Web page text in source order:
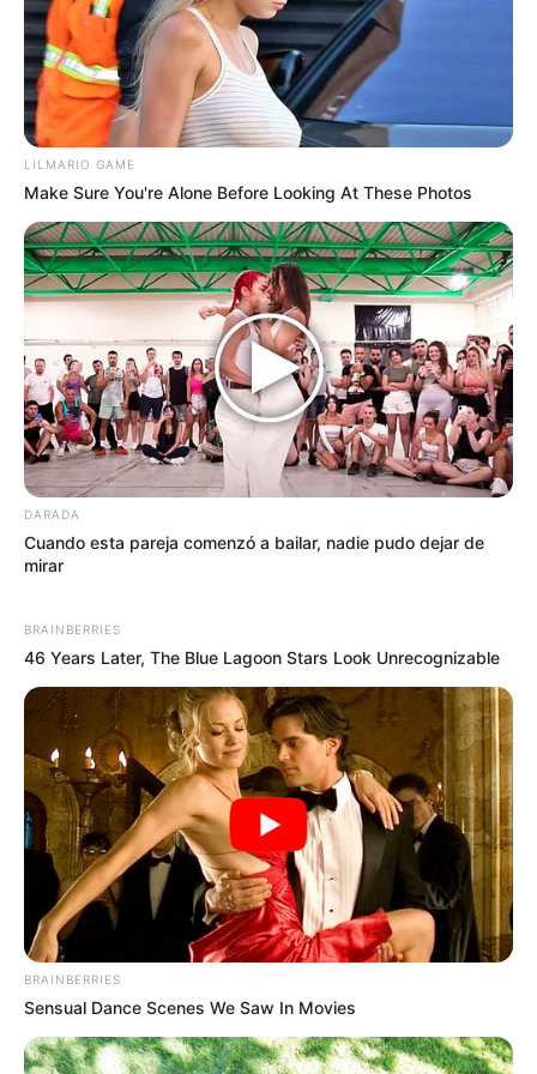
El poder del bicarbonato de sodio
El bicarbonato es uno de los aliados más antiguos y
conocidos para blanquear los dientes. Su leve efecto
abrasivo ayuda a eliminar manchas superficiales
causadas por alimentos, bebidas o tabaco. Para
usarlo, basta con mezclar una pizca con un poco de
o tres veces por semana.
Eso sí, no hay que exagerar: usarlo en exceso puede
desgastar el esmalte dental. Lo ideal es alternarlo con
tu pasta de dientes habitual y mantener una buena
técnica de cepillado.
Aceite de coco: el truco del “oil pulling”
El aceite de coco tiene propiedades antibacterianas
que ayudan a reducir la placa y mejorar la salud de las
encías. El método es muy sencillo: toma una
cucharada de aceite de coco virgen y haz enjuagues
con él durante unos 10 o 15 minutos, como si fuera un
Este antiguo truco ayurvédico no solo ayuda a
a aclarar los dientes de manera natural si se hace
varias veces por semana.
Fresas y bicarbonato: una combinación sorprendente
Las fresas contienen ácido málico, una sustancia
natural que ayuda a eliminar manchas y devolver el
brillo a los dientes. Si se mezcla el puré de una fresa
madura con un poco de bicarbonato, se obtiene una
pasta blanqueadora suave. Solo hay que aplicarla
sobre los dientes, dejarla actuar por unos minutos y
enjuagar bien.
Eso sí, no conviene hacerlo a diario, ya que el ácido de
la fruta puede ser fuerte si se usa en exceso. Una o
LILMARIO GAME
Make Sure You're Alone Before Looking At These Photos
DARADA
Cuando esta pareja comenzó a bailar, nadie pudo dejar de
mirar
BRAINBERRIES
46 Years Later, The Blue Lagoon Stars Look Unrecognizable
BRAINBERRIES
Sensual Dance Scenes We Saw In Movies